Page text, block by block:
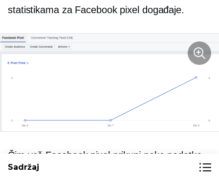
statistikama za Facebook pixel događaje.
Čim vaš Facebook pixel prikupi neke podatke,
moći ćete ga koristiti u svim brzinama. Ovdje je
Sadržaj